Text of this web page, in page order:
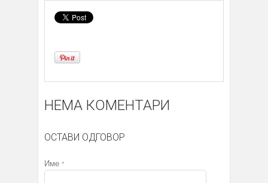
НЕМА КОМЕНТАРИ
ОСТАВИ ОДГОВОР
Име *